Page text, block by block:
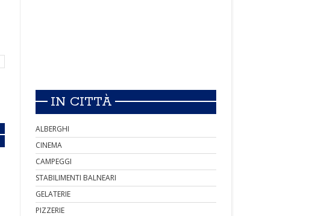
IN CITTÀ
ALBERGHI
CINEMA
CAMPEGGI
STABILIMENTI BALNEARI
GELATERIE
PIZZERIE